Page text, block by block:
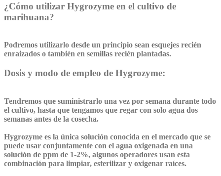
¿Cómo utilizar Hygrozyme en el cultivo de
marihuana?
Podremos utilizarlo desde un principio sean esquejes recién
enraizados o también en semillas recién plantadas.
Dosis y modo de empleo de Hygrozyme:
Tendremos que suministrarlo una vez por semana durante todo
el cultivo, hasta que tengamos que regar con solo agua dos
semanas antes de la cosecha.
Hygrozyme es la única solución conocida en el mercado que se
puede usar conjuntamente con el agua oxigenada en una
solución de ppm de 1-2%, algunos operadores usan esta
combinación para limpiar, esterilizar y oxigenar raíces.